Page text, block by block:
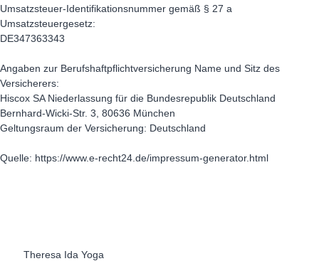
Umsatzsteuer-Identifikationsnummer gemäß § 27 a
Umsatzsteuergesetz:
DE347363343
Angaben zur Berufshaftpflichtversicherung Name und Sitz des
Versicherers:
Hiscox SA Niederlassung für die Bundesrepublik Deutschland
Bernhard-Wicki-Str. 3, 80636 München
Geltungsraum der Versicherung: Deutschland
Quelle: https://www.e-recht24.de/impressum-generator.html
Theresa Ida Yoga